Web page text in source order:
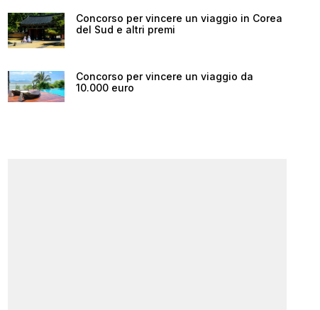
Concorso per vincere un viaggio in Corea
del Sud e altri premi
Concorso per vincere un viaggio da
10.000 euro